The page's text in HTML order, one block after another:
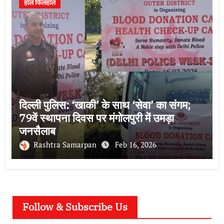
हाल फिलहाल
दिल्ली पुलिस: ‘खाकी’ के साथ ‘सेवा’ का संगम;
79वें स्थापना दिवस पर मंगोलपुरी में उमड़ा
जनसैलाब
Rashtra Samarpan Feb 16, 2026
Follow & Subscribe Us